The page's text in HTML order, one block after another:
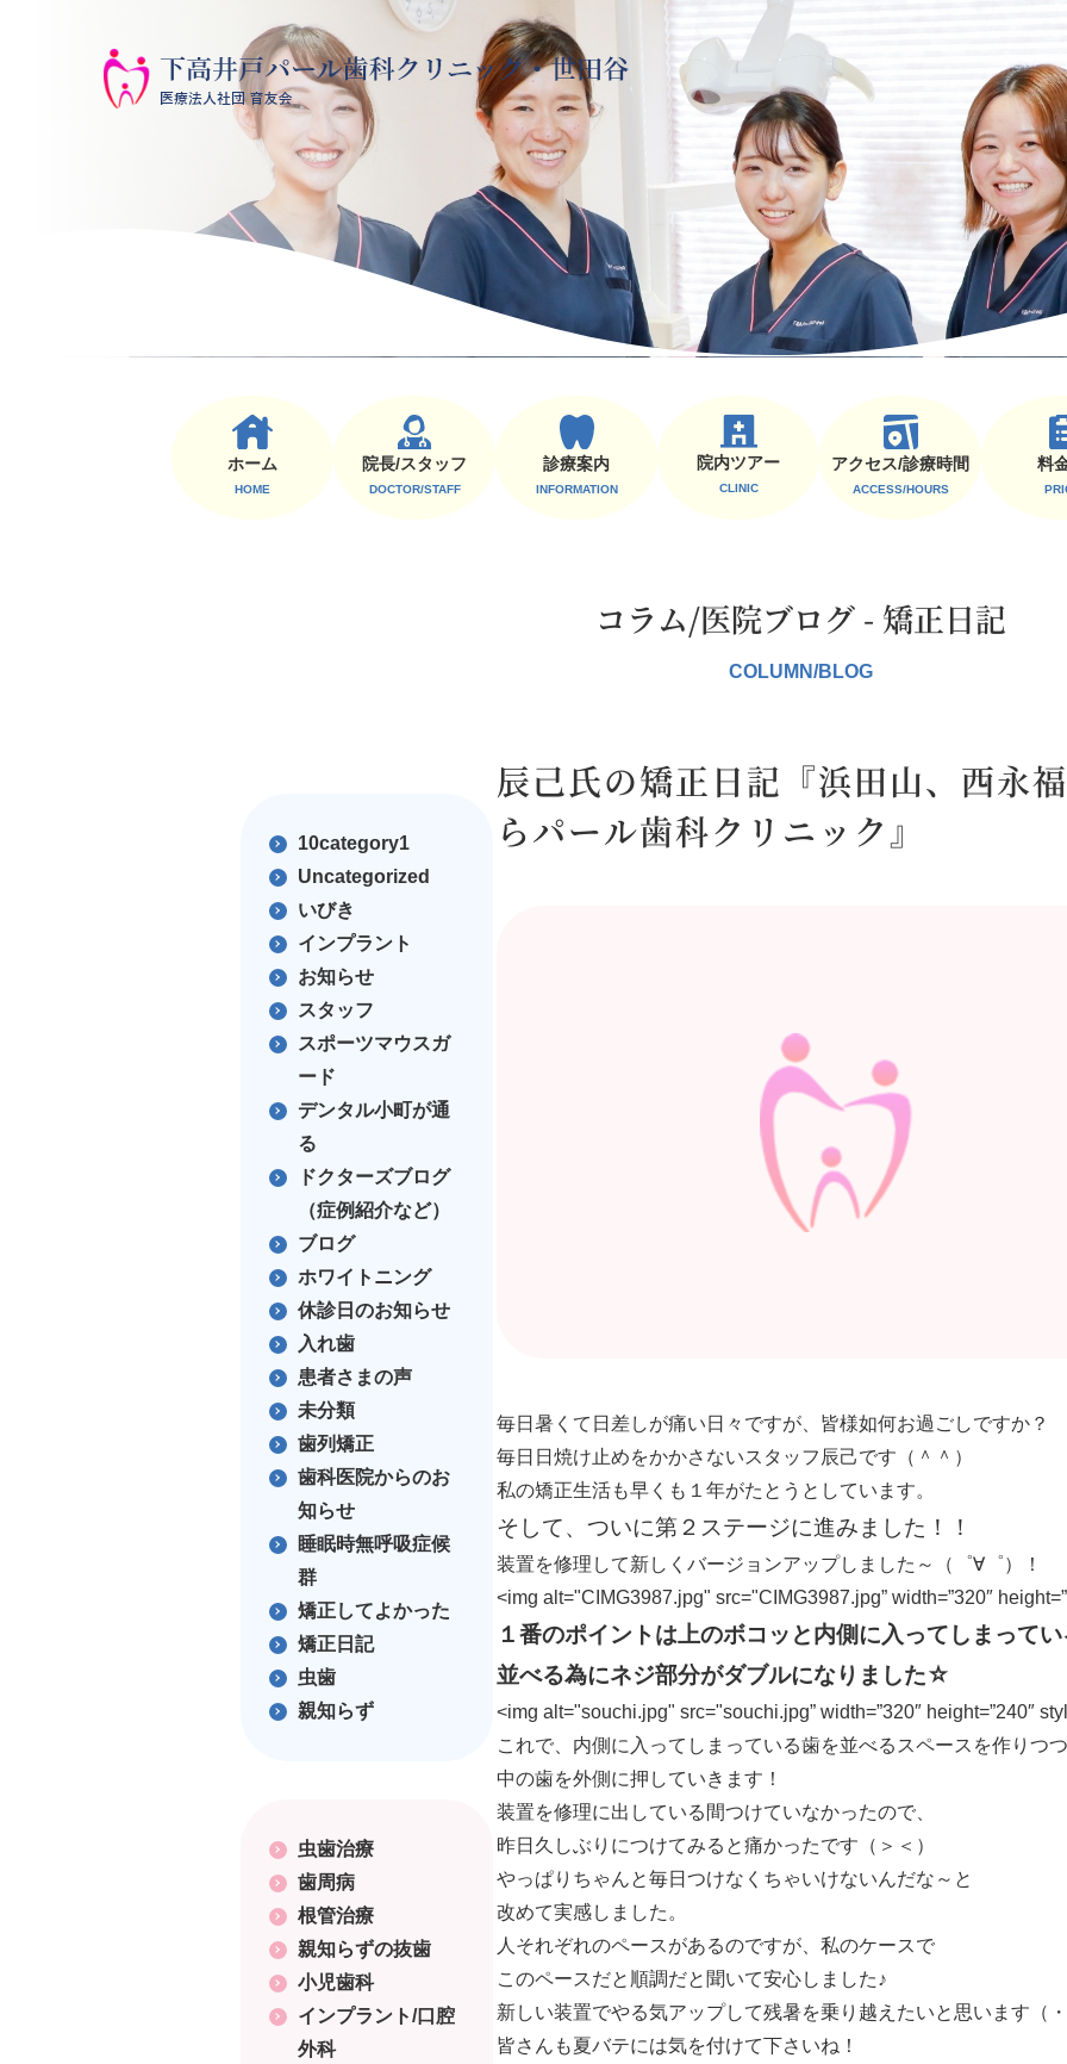
ホーム 院⻑/スタッフ 診療案内 院内ツアー アクセス/診療時間 料
コラム/医院ブログ - 矯正日記
辰己氏の矯正日記『浜田山、西永
らパール歯科クリニック』
毎日暑くて日差しが痛い日々ですが、皆様如何お過ごしですか？
毎日日焼け止めをかかさないスタッフ辰己です（＾＾）
私の矯正生活も早くも１年がたとうとしています。
そして、ついに第２ステージに進みました！！
装置を修理して新しくバージョンアップしました～（゜∀゜）！
<img alt="CIMG3987.jpg" src="CIMG3987.jpg” width=”320″
１番のポイントは上のボコッと内側に入ってしまって
並べる為にネジ部分がダブルになりました☆
<img alt="souchi.jpg" src="souchi.jpg” width=”320″ height=”240″
これで、内側に入ってしまっている歯を並べるスペースを作りつつ
中の歯を外側に押していきます！
装置を修理に出している間つけていなかったので、
昨日久しぶりにつけてみると痛かったです（＞＜）
やっぱりちゃんと毎日つけなくちゃいけないんだな～と
改めて実感しました。
人それぞれのペースがあるのですが、私のケースで
このペースだと順調だと聞いて安心しました♪
新しい装置でやる気アップして残暑を乗り越えたいと思います（
皆さんも夏バテには気を付けて下さいね！
10category1
Uncategorized
いびき
インプラント
お知らせ
スタッフ
スポーツマウスガ
ード
デンタル小町が通
る
ドクターズブログ
（症例紹介など）
ブログ
ホワイトニング
休診日のお知らせ
入れ歯
患者さまの声
未分類
歯列矯正
歯科医院からのお
知らせ
睡眠時無呼吸症候
群
矯正してよかった
矯正日記
虫歯
親知らず
虫歯治療
歯周病
根管治療
親知らずの抜歯
小児歯科
インプラント/口腔
外科